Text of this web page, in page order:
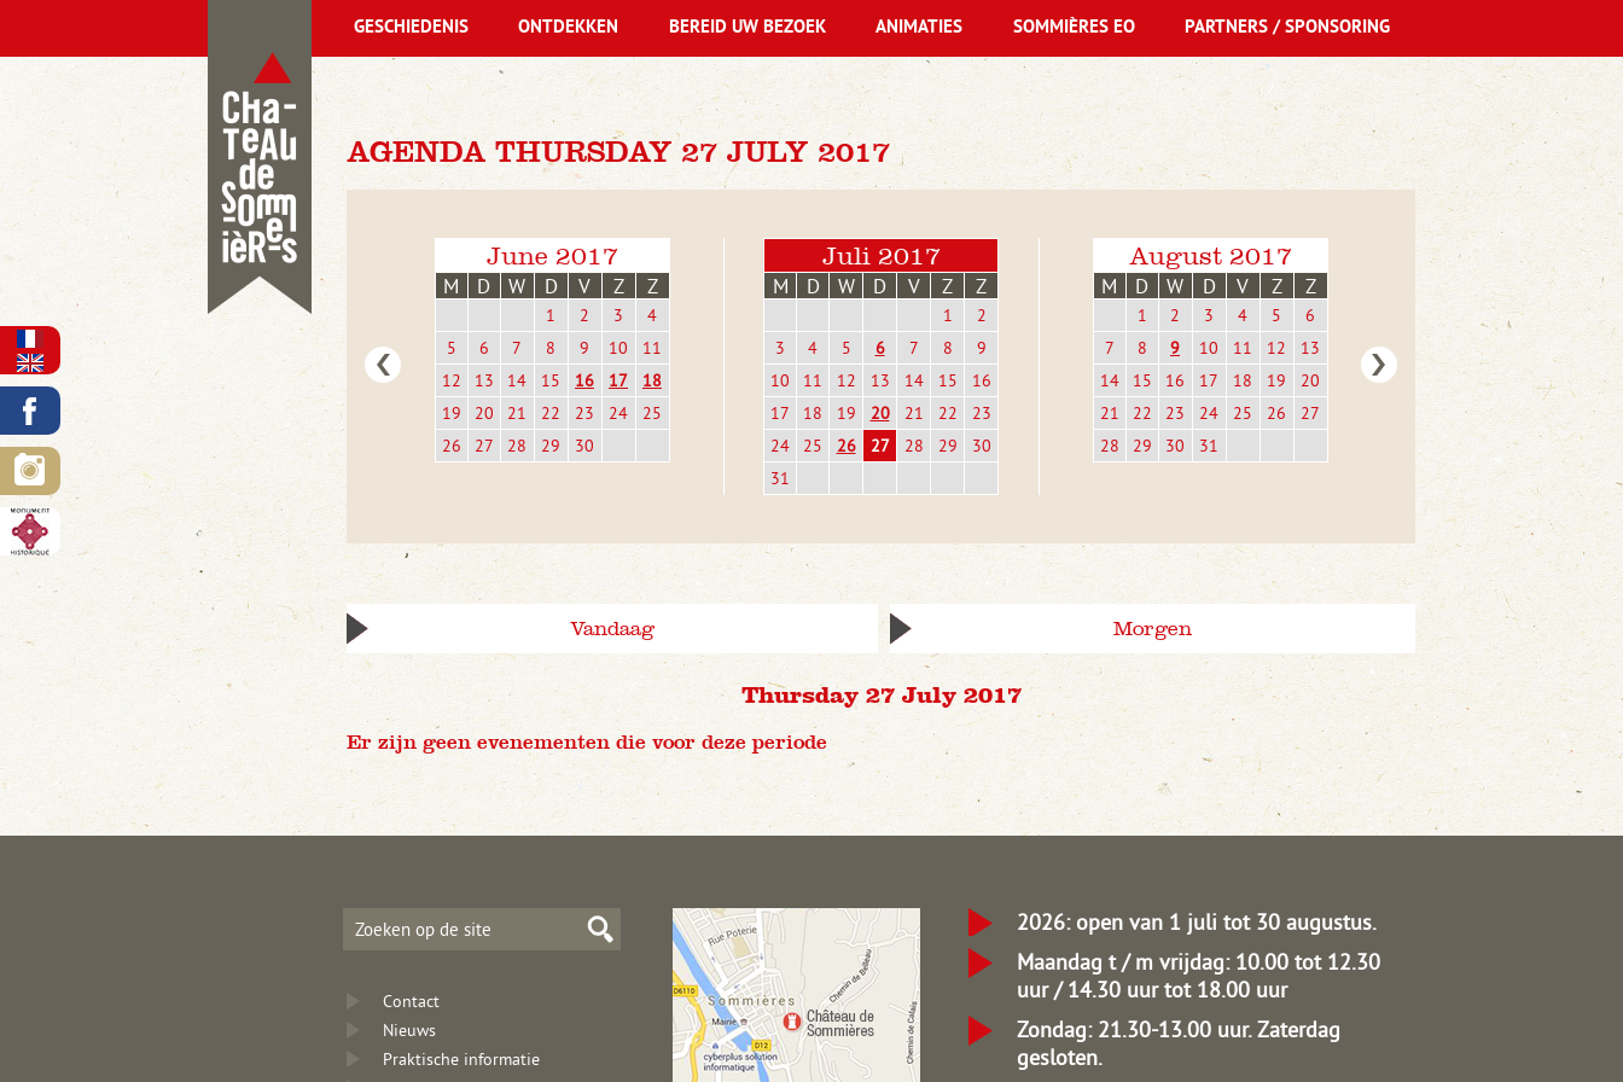
AGENDA THURSDAY 27 JULY 2017
June 2017
M D W D V Z Z
1 2 3
4
5
6 7 8 9 10
11
12
13 14 15 16 17
18
19
20 21 22 23 24
25
26
27 28 29 30
Juli 2017
M D W D V Z Z
1
2
3
4 5 6 7 8
9
10
11 12 13 14 15
16
17
18 19 20 21 22
23
24
25 26 27 28 29
30
31
August 2017
M D W D V Z Z
1 2 3 4 5
6
7
8 9 10 11 12
13
14
15 16 17 18 19
20
21
22 23 24 25 26
27
28
29 30 31
Vandaag Morgen
Thursday 27 July 2017
Er zijn geen evenementen die voor deze periode
GESCHIEDENIS ONTDEKKEN BEREID UW BEZOEK ANIMATIES SOMMIÈRES EO PARTNERS / SPONSORING
Contact
Nieuws
Praktische informatie
2026: open van 1 juli tot 30 augustus.
Maandag t / m vrijdag: 10.00 tot 12.30
uur / 14.30 uur tot 18.00 uur
Zondag: 21.30-13.00 uur.Zaterdag
gesloten.